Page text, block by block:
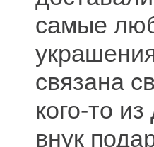
самые
связана
кого-то
внук